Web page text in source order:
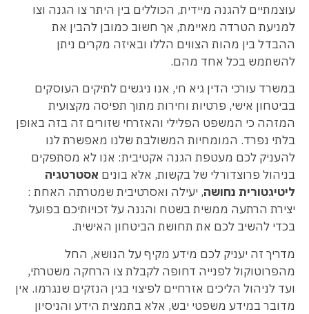
עוצמתיים להגנה מיידית, הכוללים בין היתר צו הגנה וצו
למניעת הטרדה מאיימת, אך חשוב כמובן להבין את
ההבדל בין מהות הצווים הללו ובאיזה מקרים ניתן
להשתמש בכל אחד מהם.
במשרד עורכי הדין גיא חי, אנו ניגשים לתיקים העוסקים
בביטחון אישי, פרטיות וחירות מתוך תפיסה מקצועית
המזהה כי המשפט הפלילי והאזרחי שזורים זה בזה באופן
בלתי נפרד. המומחיות המשולבת שלנו מאפשרת לנו
להעניק לכם מעטפת הגנה אקטיבית: אנו לא מסתפקים
בניהול פרוצדורלי של בקשות, אלא בוניםאסטרטגיה
ליטיגטורית נחושה, יעילה ואסרטיבית שמטרתה האחת :
יצירת הרתעה ממשית בשטח והגנה על זכויותיכם בפועל
בכדי להשיב לכם את תחושת הביטחון האישית.
מדריך זה יעניק לכם מידע מקיף על הנושא, החל
מהפרוטוקול לפנייה דחופה לקבלת צו הרחקה משטרתי,
ועד לניהול הליכים אזרחיים לפיצוי בגין הנזקים שנגרמו. אין
מדובר במידע משפטי יבש, אלא בתמצית הידע והניסיון